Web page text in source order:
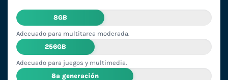
8GB
Adecuado para multitarea moderada.
256GB
Adecuado para juegos y multimedia.
8ª generación